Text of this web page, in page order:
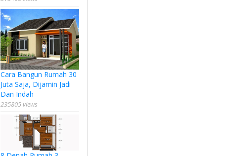
Cara Bangun Rumah 30
Juta Saja, Dijamin Jadi
Dan Indah
235805 views